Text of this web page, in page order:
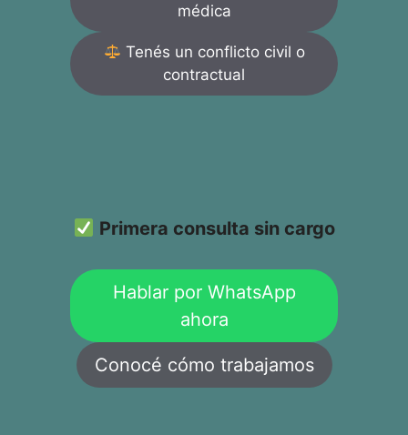
médica
Tenés un conflicto civil o
contractual
Primera consulta sin cargo
Hablar por WhatsApp
ahora
Conocé cómo trabajamos